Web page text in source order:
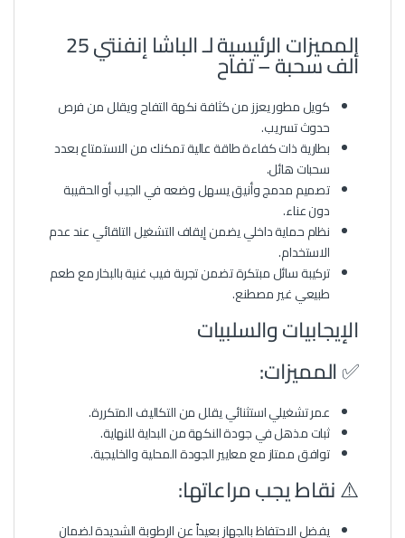
المميزات الرئيسية لـ الباشا إنفنتي 25
ألف سحبة – تفاح
كويل مطور يعزز من كثافة نكهة التفاح ويقلل من فرص
حدوث تسريب.
بطارية ذات كفاءة طاقة عالية تمكنك من الاستمتاع بعدد
سحبات هائل.
تصميم مدمج وأنيق يسهل وضعه في الجيب أو الحقيبة
دون عناء.
نظام حماية داخلي يضمن إيقاف التشغيل التلقائي عند عدم
الاستخدام.
تركيبة سائل مبتكرة تضمن تجربة فيب غنية بالبخار مع طعم
طبيعي غير مصطنع.
الإيجابيات والسلبيات
✅ المميزات:
عمر تشغيلي استثنائي يقلل من التكاليف المتكررة.
ثبات مذهل في جودة النكهة من البداية للنهاية.
توافق ممتاز مع معايير الجودة المحلية والخليجية.
⚠️ نقاط يجب مراعاتها:
يفضل الاحتفاظ بالجهاز بعيداً عن الرطوبة الشديدة لضمان